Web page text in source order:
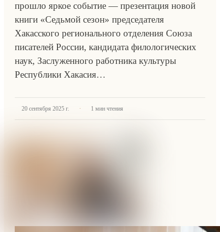
прошло яркое событие — презентация новой
книги «Седьмой сезон» председателя
Хакасского регионального отделения Союза
писателей России, кандидата филологических
наук, Заслуженного работника культуры
Республики Хакасия…
20 сентября 2025 г. · 1 мин чтения